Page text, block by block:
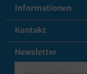
Informationen
Kontakt
Newsletter